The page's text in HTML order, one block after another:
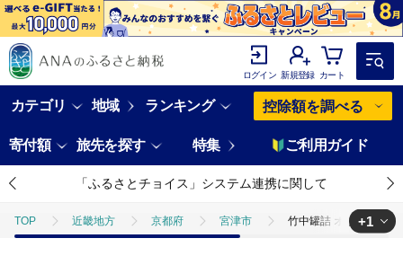
ログイン 新規登録 カート
カテゴリ 地域 ランキング 控除額を調べる
寄付額 旅先を探す 特集 ご利用ガイド
「ふるさとチョイス」システム連携に関して
TOP 近畿地方 京都府 宮津市 竹中罐詰 オリジナル
+1